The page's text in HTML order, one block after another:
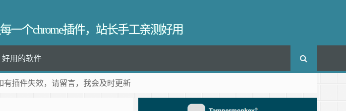
每一个chrome插件，站长手工亲测好用
好用的软件
有插件失效，请留言，我会及时更新